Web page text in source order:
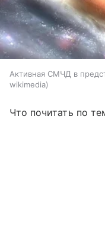
Активная СМЧД в
wikimedia
Что почитать по